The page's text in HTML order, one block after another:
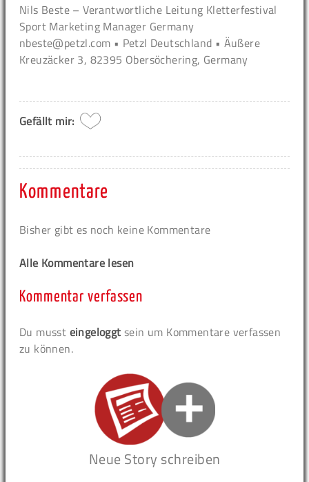
Nils Beste – Verantwortliche Leitung Kletterfestival
Sport Marketing Manager Germany
nbeste@petzl.com • Petzl Deutschland • Äußere
Kreuzäcker 3, 82395 Obersöchering, Germany
Gefällt mir:
Kommentare
Bisher gibt es noch keine Kommentare
Alle Kommentare lesen
Kommentar verfassen
Du musst eingeloggt sein um Kommentare verfassen
zu können.
Neue Story schreiben